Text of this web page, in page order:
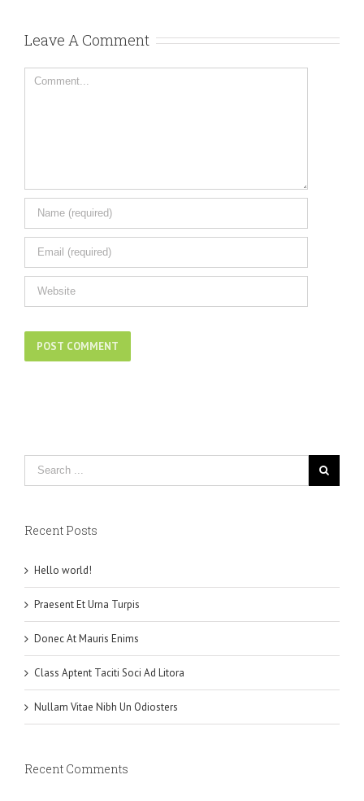
Leave A Comment
Comment
Recent Posts
Hello world!
Praesent Et Urna Turpis
Donec At Mauris Enims
Class Aptent Taciti Soci Ad Litora
Nullam Vitae Nibh Un Odiosters
Recent Comments